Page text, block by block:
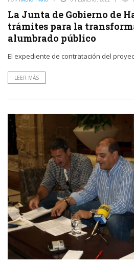
La Junta de Gobierno de
trámites para la
alumbrado público
El expediente de contratación del
LEER MÁS